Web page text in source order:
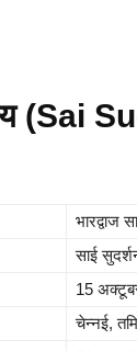
(Sai
भारद्वाज
साई
15
चेन्नई,